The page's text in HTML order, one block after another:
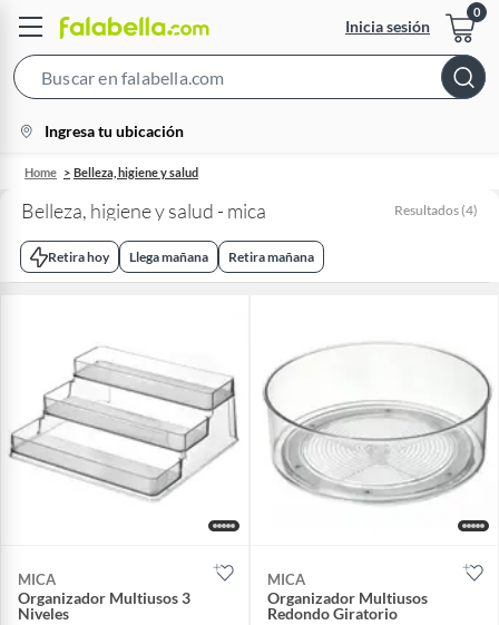
Inicia sesión
Bar
location-
icon
Ingresa tu ubicación
Home Belleza, higiene y salud
Belleza, higiene y salud - mica Resultados (4)
Retira hoy Llega mañana Retira mañana
MICA
Organizador Multiusos 3
Niveles
MICA
Organizador Multiusos
Redondo Giratorio